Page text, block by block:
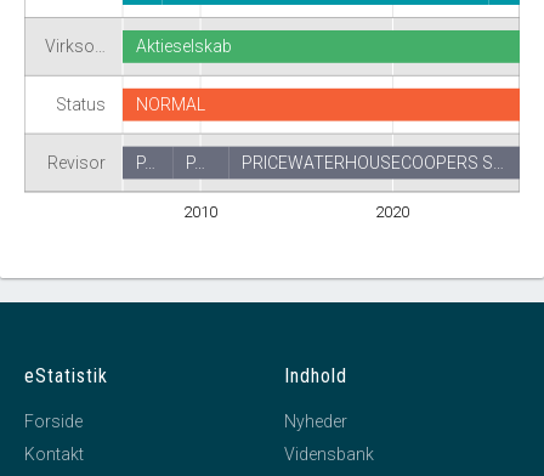
Virkso…
Status
Revisor
2010 2020
Aktieselskab
NORMAL
P…
P… PRICEWATERHOUSECOOPERS S…
eStatistik
Forside
Kontakt
Indhold
Nyheder
Vidensbank